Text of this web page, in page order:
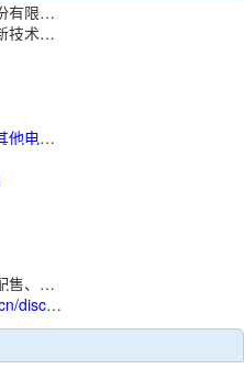
长城信息产业股份有限公司
湖南省长沙市高新技术产业开发区尖山路39号
计算机、通信和其他电子设备制造业
全额预缴、比例配售、余额转存
http://www.szse.cn/disclosure/listed/notice/index.html?stock=000748